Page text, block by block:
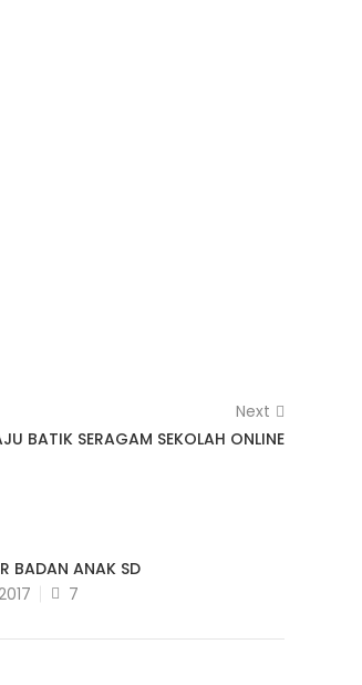
Next
BATIK SERAGAM SEKOLAH ONLINE
BADAN ANAK SD
7